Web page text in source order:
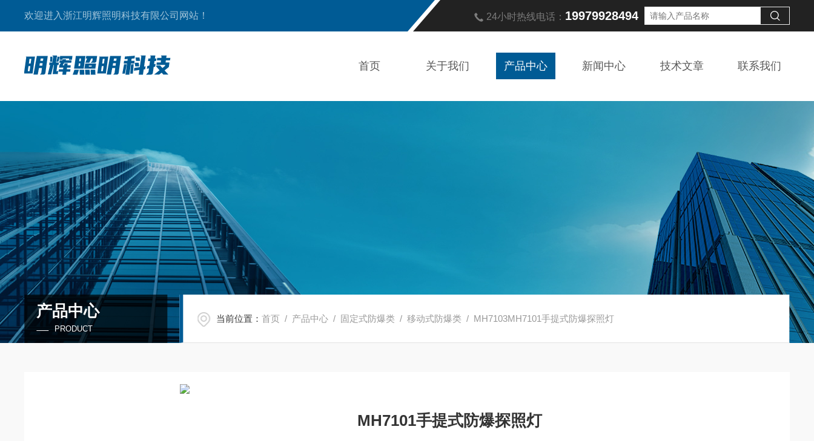
欢迎进入浙江明辉照明科技有限公司网站！ 24小时热线电话： 19979928494
首页 关于我们 产品中心 新闻中心 技术文章 联系我们
产品中心
PRODUCT
当前位置：首页 / 产品中心 / 固定式防爆类 /移动式防爆类 / MH7103MH7101手提式防爆探照灯
MH7101手提式防爆探照灯